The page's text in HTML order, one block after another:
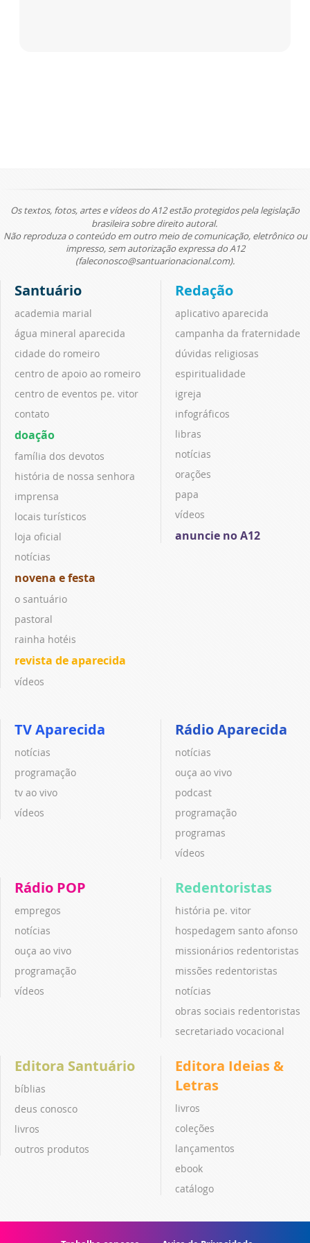
Os textos, fotos, artes e vídeos do A12 estão protegidos pela legislação
brasileira sobre direito autoral.
Não reproduza o conteúdo em outro meio de comunicação, eletrônico ou
impresso, sem autorização expressa do A12
(faleconosco@santuarionacional.com).
Santuário
academia marial
água mineral aparecida
cidade do romeiro
centro de apoio ao romeiro
centro de eventos pe. vitor
contato
doação
família dos devotos
história de nossa senhora
imprensa
locais turísticos
loja oficial
notícias
novena e festa
o santuário
pastoral
rainha hotéis
revista de aparecida
vídeos
Redação
aplicativo aparecida
campanha da fraternidade
dúvidas religiosas
espiritualidade
igreja
infográficos
libras
notícias
orações
papa
vídeos
anuncie no A12
TV Aparecida
notícias
programação
tv ao vivo
vídeos
Rádio Aparecida
notícias
ouça ao vivo
podcast
programação
programas
vídeos
Rádio POP
empregos
notícias
ouça ao vivo
programação
vídeos
Redentoristas
história pe. vitor
hospedagem santo afonso
missionários redentoristas
missões redentoristas
notícias
obras sociais redentoristas
secretariado vocacional
Editora Santuário
bíblias
deus conosco
livros
outros produtos
Editora Ideias &
Letras
livros
coleções
lançamentos
ebook
catálogo